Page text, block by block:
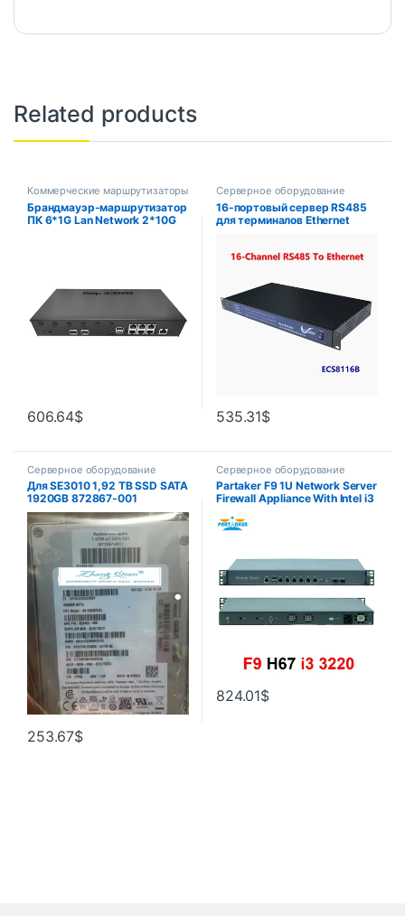
Related products
Коммерческие маршрутизаторы
и AP Серверное оборудование
Брандмауэр-маршрутизатор
ПК 6*1G Lan Network 2*10G
606.64$
Серверное оборудование
16-портовый сервер RS485
для терминалов Ethernet
Последовательная связь
535.31$
Серверное оборудование
Для SE3010 1,92 TB SSD SATA
1920GB 872867-001
SE3010STD 1,92 T
253.67$
Серверное оборудование
Partaker F9 1U Network Server
Firewall Appliance With Intel i3
2*SFP
824.01$